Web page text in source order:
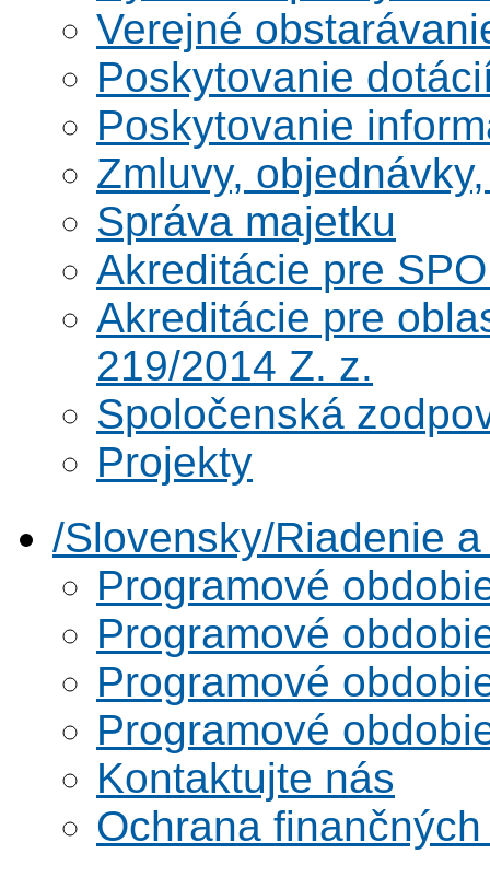
Verejné
Poskytovanie
Poskytovanie
Zmluvy,
Správa majetku
Akreditácie pre
Akreditácie pre
219/2014 Z. z.
Spoločenská
Projekty
/Slovensky/Riadenie
Programové
Programové
Programové
Programové
Kontaktujte nás
Ochrana